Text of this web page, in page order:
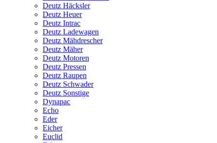
Deutz Häcksler
Deutz Heuer
Deutz Intrac
Deutz Ladewagen
Deutz Mähdrescher
Deutz Mäher
Deutz Motoren
Deutz Pressen
Deutz Raupen
Deutz Schwader
Deutz Sonstige
Dynapac
Echo
Eder
Eicher
Euclid